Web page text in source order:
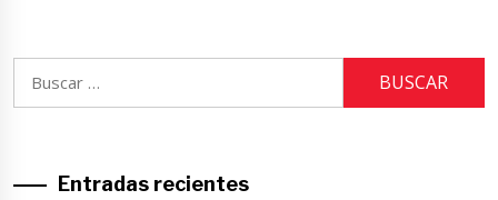
Entradas recientes